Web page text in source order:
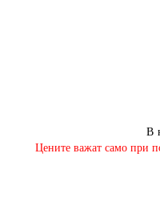
В
​Цените важат само при